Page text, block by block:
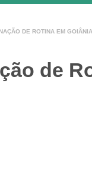
DE ROTINA EM GOIÂNIA
de